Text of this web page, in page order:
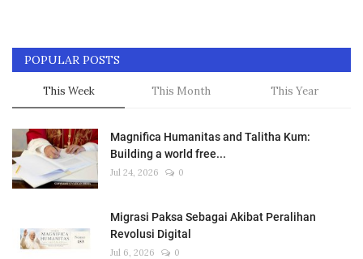
POPULAR POSTS
This Week This Month This Year
Magnifica Humanitas and Talitha Kum:
Building a world free...
Jul 24, 2026 0
Migrasi Paksa Sebagai Akibat Peralihan
Revolusi Digital
Jul 6, 2026 0